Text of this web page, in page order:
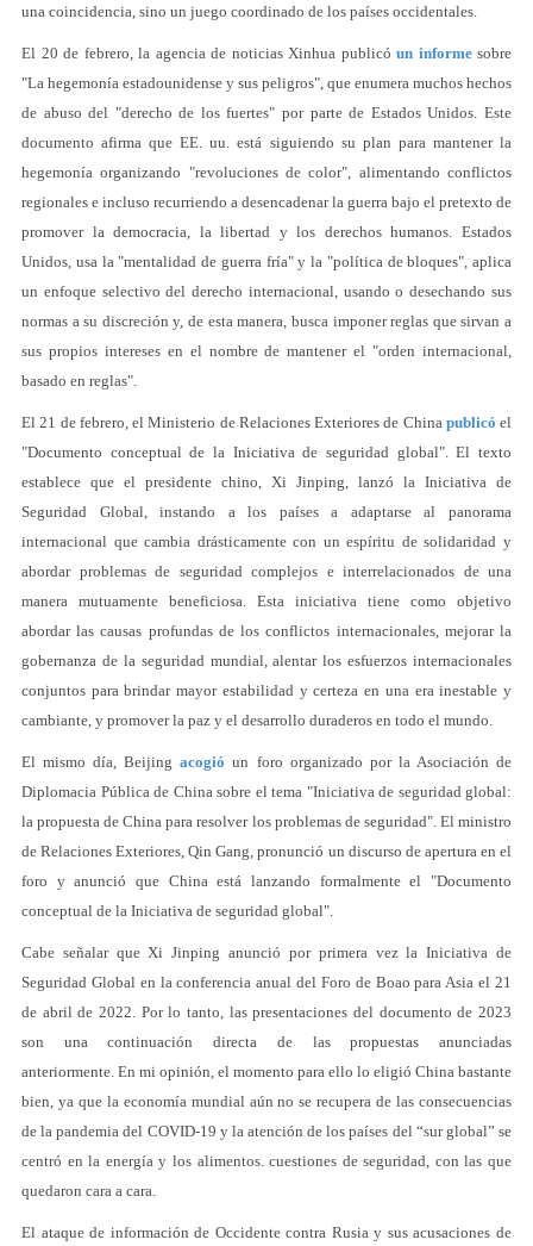
una coincidencia, sino un juego coordinado de los países occidentales.
El 20 de febrero, la agencia de noticias Xinhua publicó un informesobre
"La hegemonía estadounidense y sus peligros", que enumera muchos hechos
de abuso del "derecho de los fuertes" por parte de Estados Unidos. Este
documento afirma que EE. uu. está siguiendo su plan para mantener la
hegemonía organizando "revoluciones de color", alimentando conflictos
regionales e incluso recurriendo a desencadenar la guerra bajo el pretexto de
promover la democracia, la libertad y los derechos humanos. Estados
Unidos, usa la "mentalidad de guerra fría" y la "política de bloques", aplica
un enfoque selectivo del derecho internacional, usando o desechando sus
normas a su discreción y, de esta manera, busca imponer reglas que sirvan a
sus propios intereses en el nombre de mantener el "orden internacional,
basado en reglas".
El 21 de febrero, el Ministerio de Relaciones Exteriores de China publicó el
"Documento conceptual de la Iniciativa de seguridad global". El texto
establece que el presidente chino, Xi Jinping, lanzó la Iniciativa de
Seguridad Global, instando a los países a adaptarse al panorama
internacional que cambia drásticamente con un espíritu de solidaridad y
abordar problemas de seguridad complejos e interrelacionados de una
manera mutuamente beneficiosa. Esta iniciativa tiene como objetivo
abordar las causas profundas de los conflictos internacionales, mejorar la
gobernanza de la seguridad mundial, alentar los esfuerzos internacionales
conjuntos para brindar mayor estabilidad y certeza en una era inestable y
cambiante, y promover la paz y el desarrollo duraderos en todo el mundo.
El mismo día, Beijingacogió un foro organizado por la Asociación de
Diplomacia Pública de China sobre el tema "Iniciativa de seguridad global:
la propuesta de China para resolver los problemas de seguridad". El ministro
de Relaciones Exteriores, Qin Gang, pronunció un discurso de apertura en el
foro y anunció que China está lanzando formalmente el "Documento
conceptual de la Iniciativa de seguridad global".
Cabe señalar que Xi Jinping anunció por primera vez la Iniciativa de
Seguridad Global en la conferencia anual del Foro de Boao para Asia el 21
de abril de 2022. Por lo tanto, las presentaciones del documento de 2023
son una continuación directa de las propuestas anunciadas
anteriormente. En mi opinión, el momento para ello lo eligió China bastante
bien, ya que la economía mundial aún no se recupera de las consecuencias
de la pandemia del COVID-19 y la atención de los países del “sur global” se
centró en la energía y los alimentos. cuestiones de seguridad, con las que
quedaron cara a cara.
El ataque de información de Occidente contra Rusia y sus acusaciones de